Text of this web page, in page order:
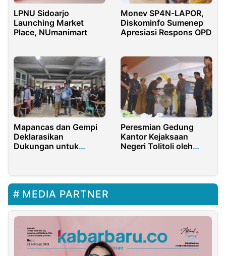
LPNU Sidoarjo
Launching Market
Place, NUmanimart
Monev SP4N-LAPOR,
Diskominfo Sumenep
Apresiasi Respons OPD
Mapancas dan Gempi
Deklarasikan
Dukungan untuk
Peresmian Gedung
Kantor Kejaksaan
Negeri Tolitoli oleh
MEDIA PARTNER